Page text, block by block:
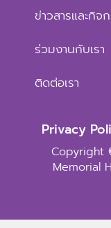
ข่าวสารและกิจ
ร่วมงานกับเรา
ติดต่อเรา
Privacy
Copyright
Memorial